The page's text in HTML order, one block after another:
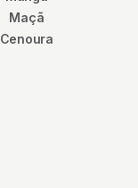
Maçã
Cenoura